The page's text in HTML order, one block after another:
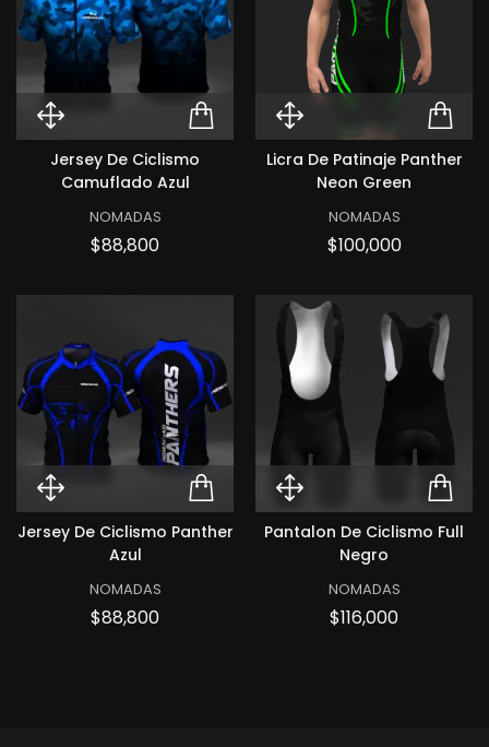
Quick View Jersey de ciclismo
ADD TO CART
Jersey De Ciclismo
Camuflado Azul
NOMADAS
$88,800Precio
Quick View
Licra De Patinaje Panther
Neon Green
NOMADAS
$100,000Precio
Quick View Jersey de ciclismo
ADD TO CART
Jersey De Ciclismo Panther
Azul
NOMADAS
$88,800Precio
Quick View
Pantalon De Ciclismo Full
Negro
NOMADAS
$116,000Precio